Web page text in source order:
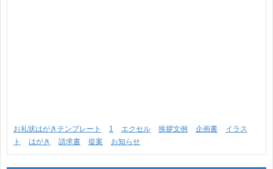
お礼状はがきテンプレート 1 エクセル 挨拶文例 企画書
イラス
ト
はがき 請求書 提案 お知らせ